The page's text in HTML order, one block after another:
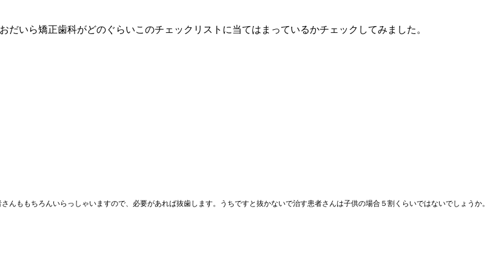
いら矯正歯科がどのぐらいこのチェックリストに当てはまっているかチェックしてみました。
ももちろんいらっしゃいますので、必要があれば抜歯します。うちですと抜かないで治す患者さんは子供の場合５割くらいではないでしょうか。